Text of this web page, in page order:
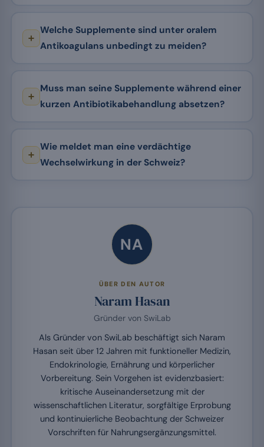
Welche Supplemente sind unter oralem
Antikoagulans unbedingt zu meiden?
Muss man seine Supplemente während einer
kurzen Antibiotikabehandlung absetzen?
Wie meldet man eine verdächtige
Wechselwirkung in der Schweiz?
NA
ÜBER DEN AUTOR
Naram Hasan
Gründer von SwiLab
Als Gründer von SwiLab beschäftigt sich Naram
Hasan seit über 12 Jahren mit funktioneller Medizin,
Endokrinologie, Ernährung und körperlicher
Vorbereitung. Sein Vorgehen ist evidenzbasiert:
kritische Auseinandersetzung mit der
wissenschaftlichen Literatur, sorgfältige Erprobung
und kontinuierliche Beobachtung der Schweizer
Vorschriften für Nahrungsergänzungsmittel.